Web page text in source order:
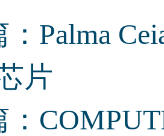
：Palma
片
：